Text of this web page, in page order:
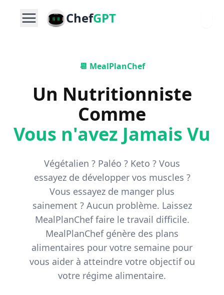
ChefGPT
📆 MealPlanChef
Un Nutritionniste
Comme
Vous n'avez Jamais Vu
Végétalien ? Paléo ? Keto ? Vous
essayez de développer vos muscles ?
Vous essayez de manger plus
sainement ? Aucun problème. Laissez
MealPlanChef faire le travail difficile.
MealPlanChef génère des plans
alimentaires pour votre semaine pour
vous aider à atteindre votre objectif ou
votre régime alimentaire.